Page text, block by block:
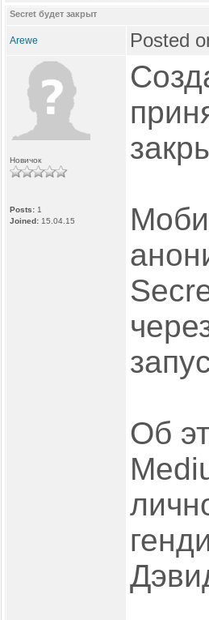
Secret будет закрыт
Arewe Posted
Новичок
Posts: 1
Joined: 15.04.15
Об